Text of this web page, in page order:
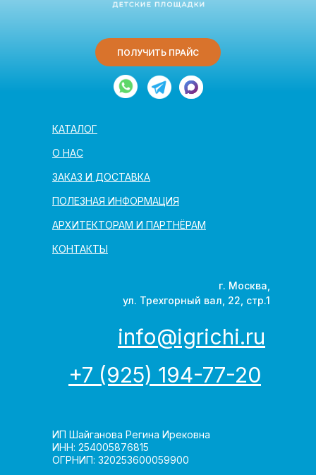
АРХИТЕКТОРАМ И ПАРТНЁРАМ
КОНТАКТЫ
ПОЛЕЗНАЯ ИНФОРМАЦИЯ
ЗАКАЗ И ДОСТАВКА
О НАС
КАТАЛОГ
г. Москва,
ул. Трехгорный вал, 22, стр.1
ПОЛУЧИТЬ ПРАЙС
ИП Шайганова Регина Ирековна
ИНН: 254005876815
ОГРНИП: 320253600059900
+7 (925) 194-77-20
info@igrichi.ru